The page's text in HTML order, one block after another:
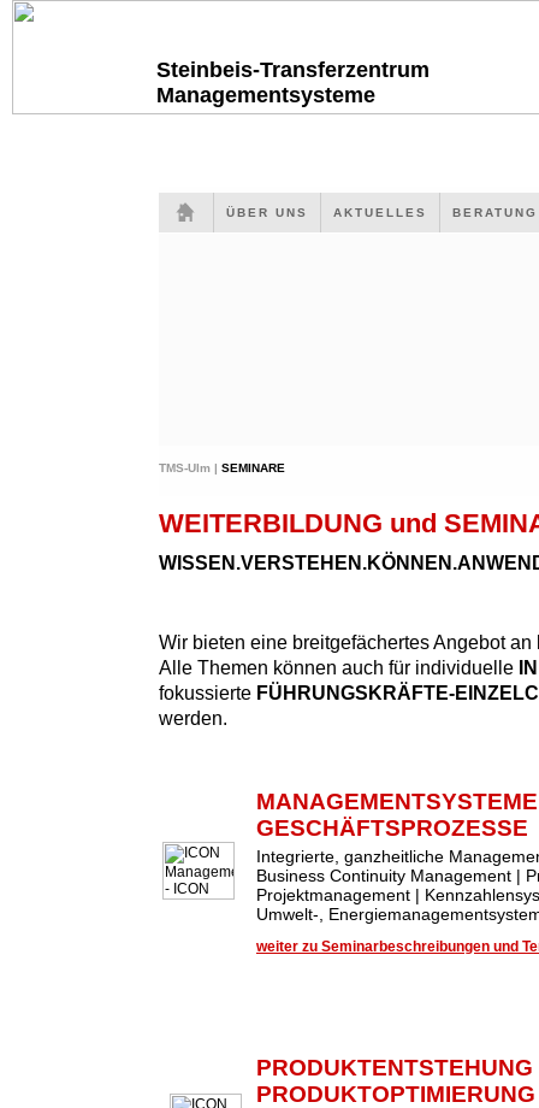
Steinbeis-Transferzentrum
Managementsysteme
ÜBER UNS AKTUELLES
TMS-Ulm | SEMINARE
WEITERBILDUNG und
Wir bieten eine breitgefächertes Angebot an
Alle Themen können auch für individuelle
fokussierte FÜHRUNGSKRÄFTE-
werden.
GESCHÄFTSPROZESSE
Integrierte, ganzheitliche
Business Continuity Management |
Projektmanagement |
Umwelt-,
weiter zu Seminarbeschreibungen und
PRODUKTENTSTEHUNG
PRODUKTOPTIMIERUNG